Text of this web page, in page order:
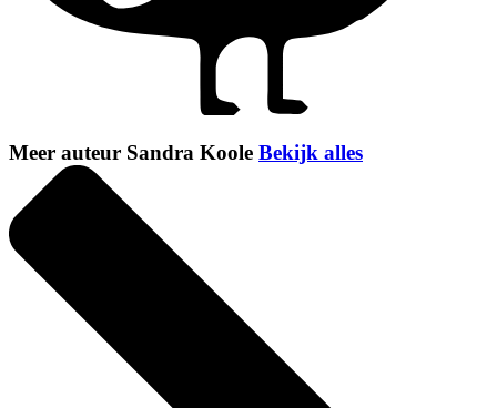
Meer auteur Sandra Koole Bekijk alles